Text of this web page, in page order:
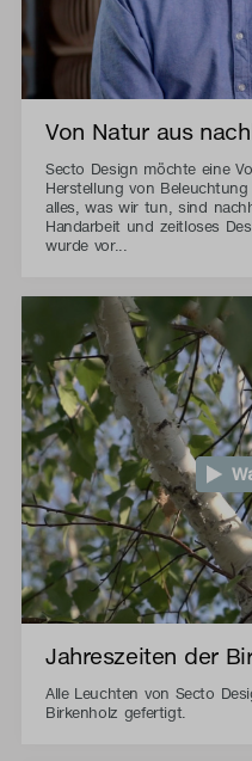
Von Natur aus
Secto Design möchte eine
Herstellung von
alles, was wir tun, sind
Handarbeit und zeitloses
wurde vor...
Jahreszeiten der
Alle Leuchten von Secto
Birkenholz gefertigt.